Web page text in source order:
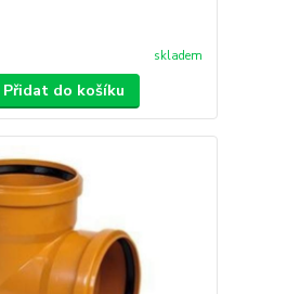
skladem
Přidat do košíku